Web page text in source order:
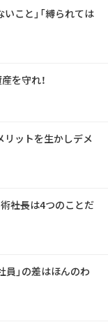
こと」「縛られては
を守れ！
リットを生かしデメ
――社長は4つのことだ
員」の差はほんのわ